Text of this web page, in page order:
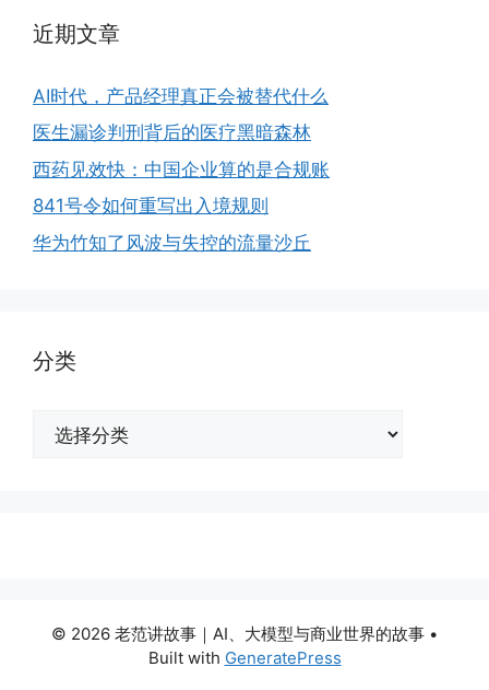
近期文章
AI时代，产品经理真正会被替代什么
医生漏诊判刑背后的医疗黑暗森林
西药见效快：中国企业算的是合规账
841号令如何重写出入境规则
华为竹知了风波与失控的流量沙丘
分类
© 2026 老范讲故事｜AI、大模型与商业世界的故事 •
Built with GeneratePress